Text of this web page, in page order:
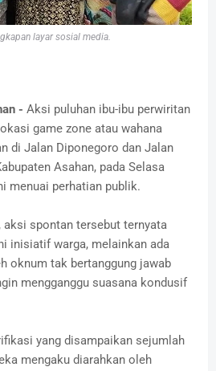
layar sosial media.
- Aksi puluhan ibu-ibu perwiritan
game zone atau wahana
di Jalan Diponegoro dan Jalan
Asahan, pada Selasa
menuai perhatian publik.
aksi spontan tersebut ternyata
inisiatif warga, melainkan ada
oknum tak bertanggung jawab
mengganggu suasana kondusif
yang disampaikan sejumlah
mengaku diarahkan oleh